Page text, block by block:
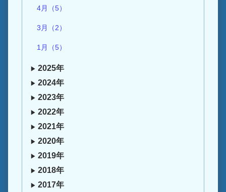
4月（5）
3月（2）
1月（5）
2025年
2024年
2023年
2022年
2021年
2020年
2019年
2018年
2017年